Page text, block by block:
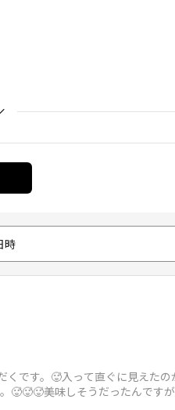
時
です。🥵入って直ぐに見えた
美味しそうだったんです